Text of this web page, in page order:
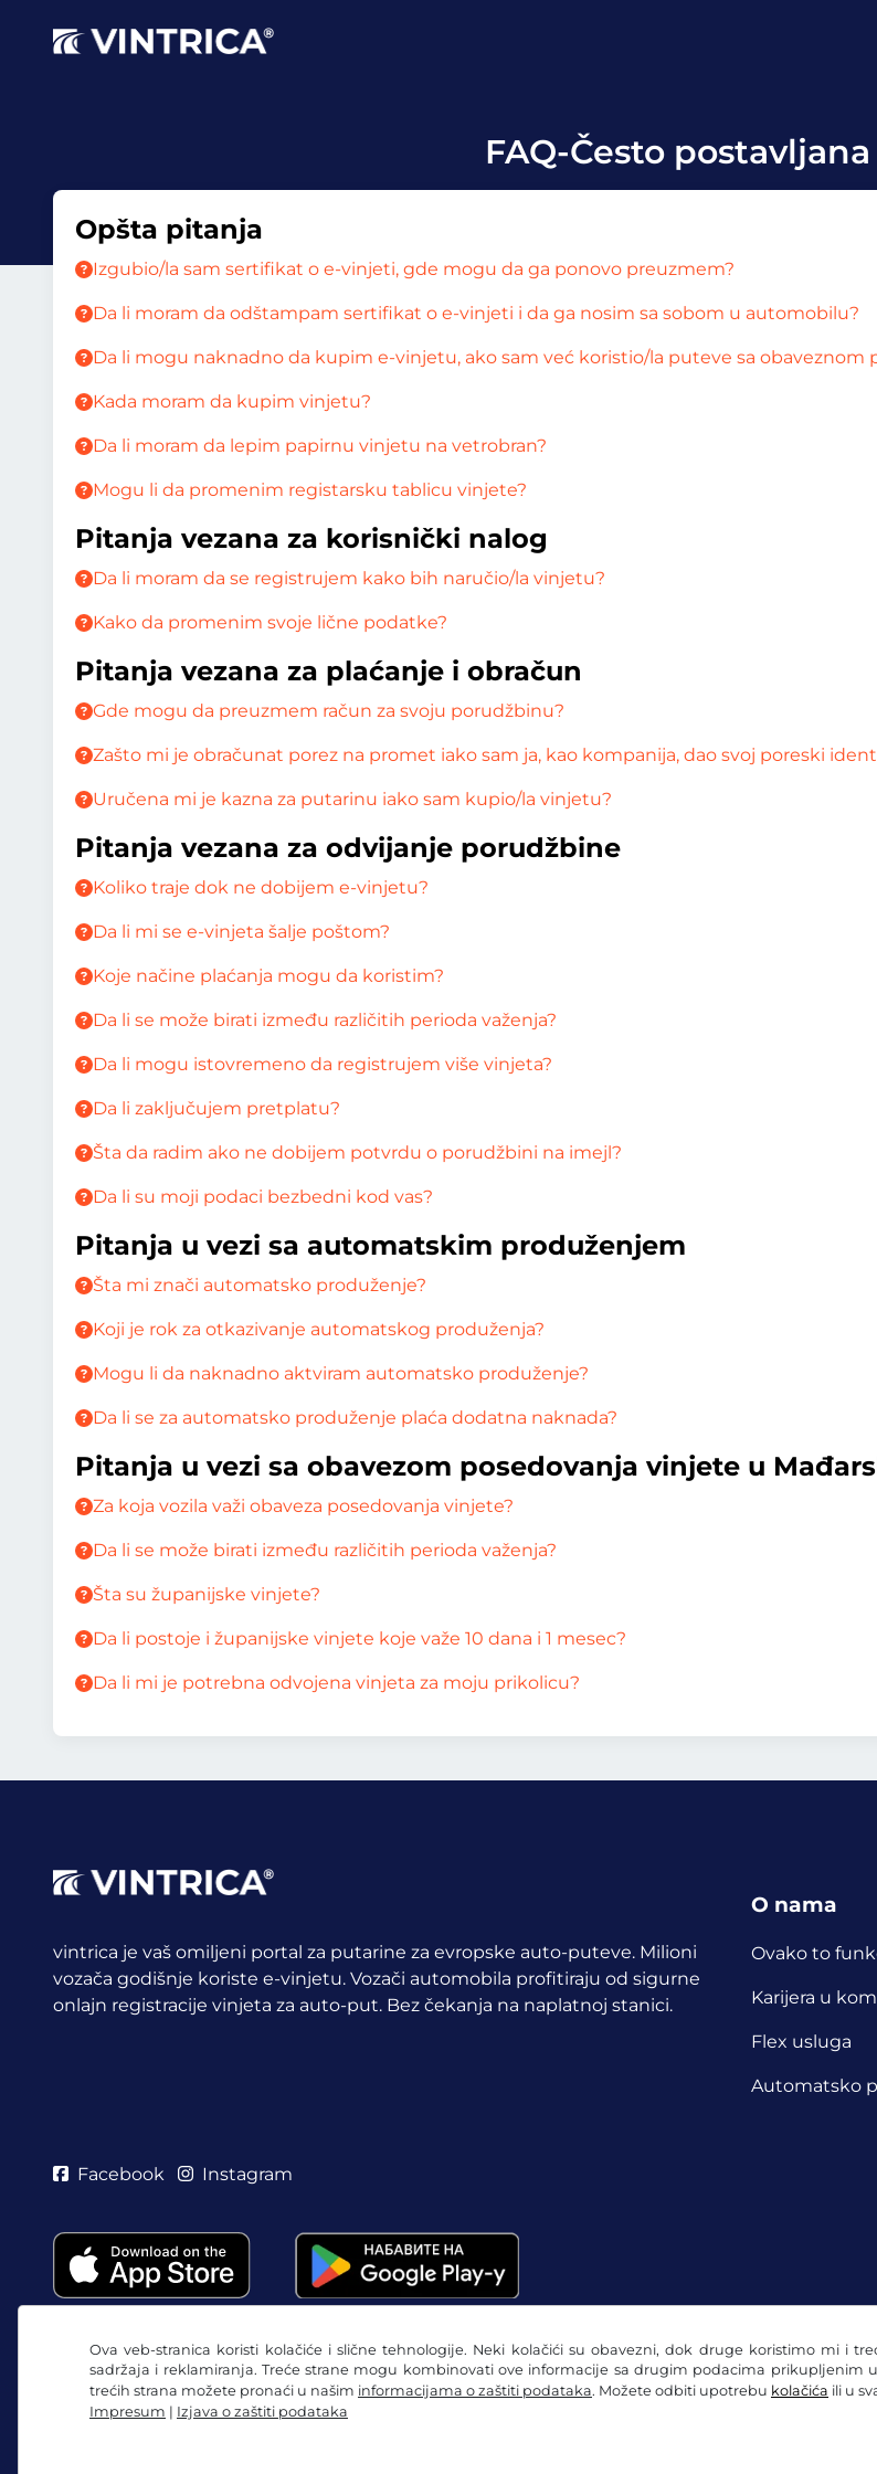
Ova veb-stranica koristi kolačiće i slične tehnologije. Neki kolačići su obavezni, dok druge koristimo mi i
sadržaja i reklamiranja. Treće strane mogu kombinovati ove informacije sa drugim podacima prikupljenim
trećih strana možete pronaći u našim informacijama o zaštiti podataka. Možete odbiti upotrebu kolačića ili u
Impresum | Izjava o zaštiti podataka
FAQ-Često
Opšta pitanja
Izgubio/la sam sertifikat o e-vinjeti, gde mogu da ga ponovo preuzmem?
Da li moram da odštampam sertifikat o e-vinjeti i da ga nosim sa sobom u automobilu?
Da li mogu naknadno da kupim e-vinjetu, ako sam već koristio/la puteve sa obaveznom
Kada moram da kupim vinjetu?
Da li moram da lepim papirnu vinjetu na vetrobran?
Mogu li da promenim registarsku tablicu vinjete?
Pitanja vezana za korisnički nalog
Da li moram da se registrujem kako bih naručio/la vinjetu?
Kako da promenim svoje lične podatke?
Pitanja vezana za plaćanje i obračun
Gde mogu da preuzmem račun za svoju porudžbinu?
Zašto mi je obračunat porez na promet iako sam ja, kao kompanija, dao svoj poreski
Uručena mi je kazna za putarinu iako sam kupio/la vinjetu?
Pitanja vezana za odvijanje porudžbine
Koliko traje dok ne dobijem e-vinjetu?
Da li mi se e-vinjeta šalje poštom?
Koje načine plaćanja mogu da koristim?
Da li se može birati između različitih perioda važenja?
Da li mogu istovremeno da registrujem više vinjeta?
Da li zaključujem pretplatu?
Šta da radim ako ne dobijem potvrdu o porudžbini na imejl?
Da li su moji podaci bezbedni kod vas?
Pitanja u vezi sa automatskim produženjem
Šta mi znači automatsko produženje?
Koji je rok za otkazivanje automatskog produženja?
Mogu li da naknadno aktviram automatsko produženje?
Da li se za automatsko produženje plaća dodatna naknada?
Pitanja u vezi sa obavezom posedovanja vinjete u
Za koja vozila važi obaveza posedovanja vinjete?
Da li se može birati između različitih perioda važenja?
Šta su županijske vinjete?
Da li postoje i županijske vinjete koje važe 10 dana i 1 mesec?
Da li mi je potrebna odvojena vinjeta za moju prikolicu?
vintrica je vaš omiljeni portal za putarine za evropske auto-puteve. Milioni
vozača godišnje koriste e-vinjetu. Vozači automobila profitiraju od sigurne
onlajn registracije vinjeta za auto-put. Bez čekanja na naplatnoj stanici.
O nama
Ovako to
Karijera u
Flex usluga
Automatsko
Facebook Instagram